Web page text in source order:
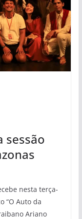
sessão
nesta terça-
“O Auto da
Ariano